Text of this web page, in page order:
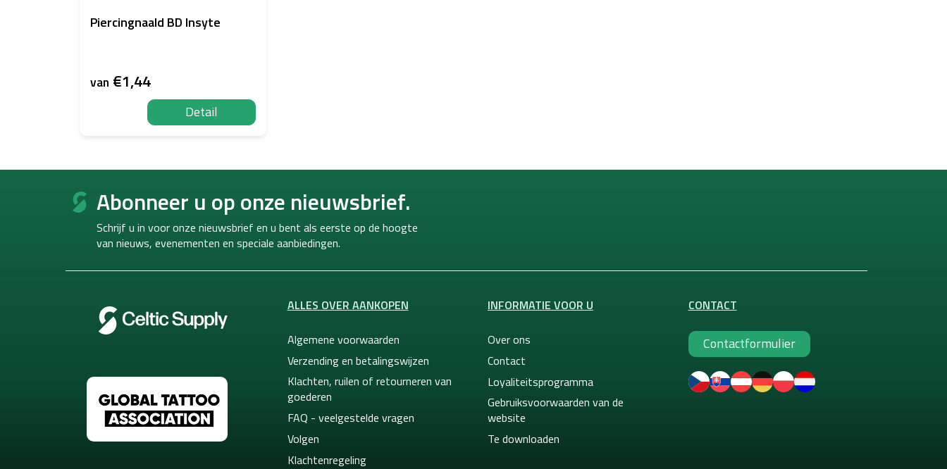
Piercingnaald BD Insyte
van €1,44
Detail
F
Abonneer u op onze nieuwsbrief.
Schrijf u in voor onze nieuwsbrief en u bent als eerste op de hoogte
van nieuws, evenementen en speciale aanbiedingen.
ALLES OVER AANKOPEN
Algemene voorwaarden
Verzending en betalingswijzen
Klachten, ruilen of retourneren van
goederen
FAQ - veelgestelde vragen
Volgen
Klachtenregeling
INFORMATIE VOOR U
Over ons
Contact
Loyaliteitsprogramma
Gebruiksvoorwaarden van de
website
Te downloaden
CONTACT
Contactformulier